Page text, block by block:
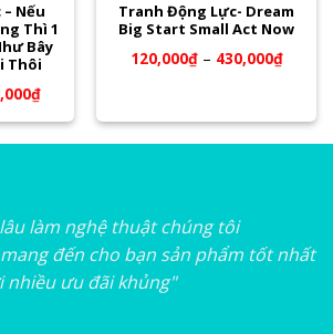
Nếu
Thì 1
Bây
Thôi
₫
Tranh Động Lực- Dream
Big Start Small Act Now
120,000₫– 430,000₫
làm nghệ thuật chúng tôi
đến cho bạn sản phẩm tốt nhất
nhiều ưu đãi khủng"